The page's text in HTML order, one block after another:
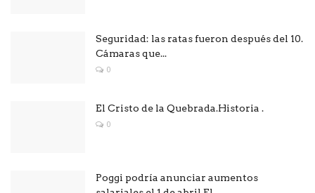
Seguridad: las ratas fueron después del 10.
Cámaras que...
0
El Cristo de la Quebrada.Historia .
0
Poggi podría anunciar aumentos